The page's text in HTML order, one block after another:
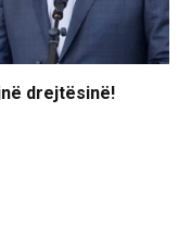
drejtësinë!